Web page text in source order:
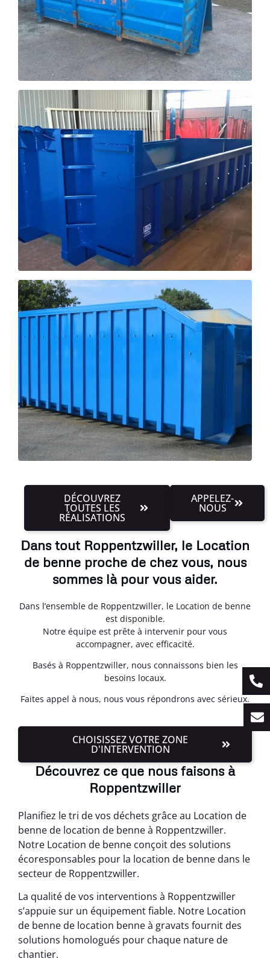
DÉCOUVREZ
TOUTES LES
RÉALISATIONS
APPELEZ-
NOUS
Dans tout Roppentzwiller, le Location
de benne proche de chez vous, nous
sommes là pour vous aider.
Dans l’ensemble de Roppentzwiller, le Location de benne
est disponible.
Notre équipe est prête à intervenir pour vous
accompagner, avec efficacité.
Basés à Roppentzwiller, nous connaissons bien les
besoins locaux.
Faites appel à nous, nous vous répondrons avec sérieux.
CHOISISSEZ VOTRE ZONE
D'INTERVENTION
Découvrez ce que nous faisons à
Roppentzwiller
Planifiez le tri de vos déchets grâce au Location de
benne de location de benne à Roppentzwiller.
Notre Location de benne conçoit des solutions
écoresponsables pour la location de benne dans le
secteur de Roppentzwiller.
La qualité de vos interventions à Roppentzwiller
s’appuie sur un équipement fiable. Notre Location
de benne de location benne à gravats fournit des
solutions homologués pour chaque nature de
chantier.